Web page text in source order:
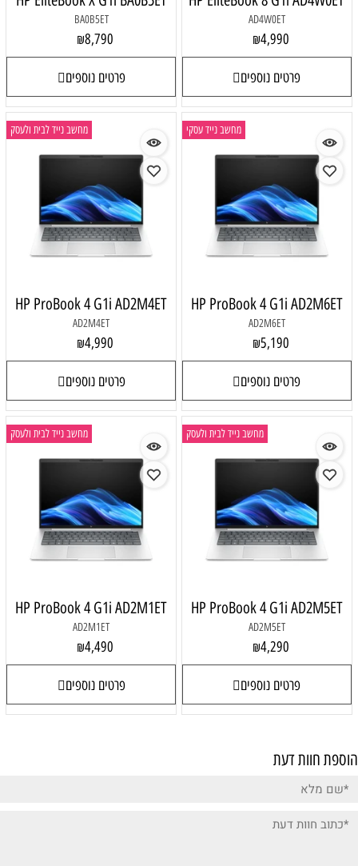
AD4W0ET
₪4,990
פרטים נוספים
BA0B5ET
₪8,790
פרטים נוספים
מחשב נייד עסקי
HP ProBook 4 G1i AD2M6ET
AD2M6ET
₪5,190
פרטים נוספים
מחשב נייד לבית ולעסק
HP ProBook 4 G1i AD2M4ET
AD2M4ET
₪4,990
פרטים נוספים
מחשב נייד לבית ולעסק
HP ProBook 4 G1i AD2M5ET
AD2M5ET
₪4,290
פרטים נוספים
מחשב נייד לבית ולעסק
HP ProBook 4 G1i AD2M1ET
AD2M1ET
₪4,490
פרטים נוספים
הוספת חוות דעת